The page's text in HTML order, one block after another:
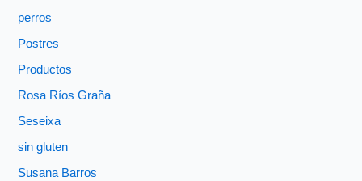
perros
Postres
Productos
Rosa Ríos Graña
Seseixa
sin gluten
Susana Barros